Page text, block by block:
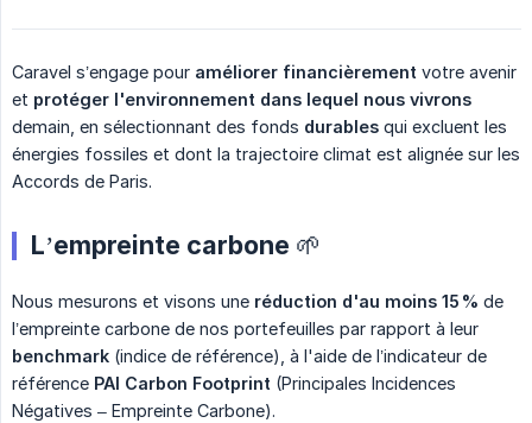
Caravel s’engage pour améliorer financièrement votre avenir
et protéger l'environnement dans lequel nous vivrons
demain, en sélectionnant des fonds durables qui excluent les
énergies fossiles et dont la trajectoire climat est alignée sur les
Accords de Paris.
L’empreinte carbone 🌱
Nous mesurons et visons une réduction d'au moins 15 % de
l’empreinte carbone de nos portefeuilles par rapport à leur
benchmark (indice de référence), à l'aide de l’indicateur de
référence PAI Carbon Footprint (Principales Incidences
Négatives – Empreinte Carbone).